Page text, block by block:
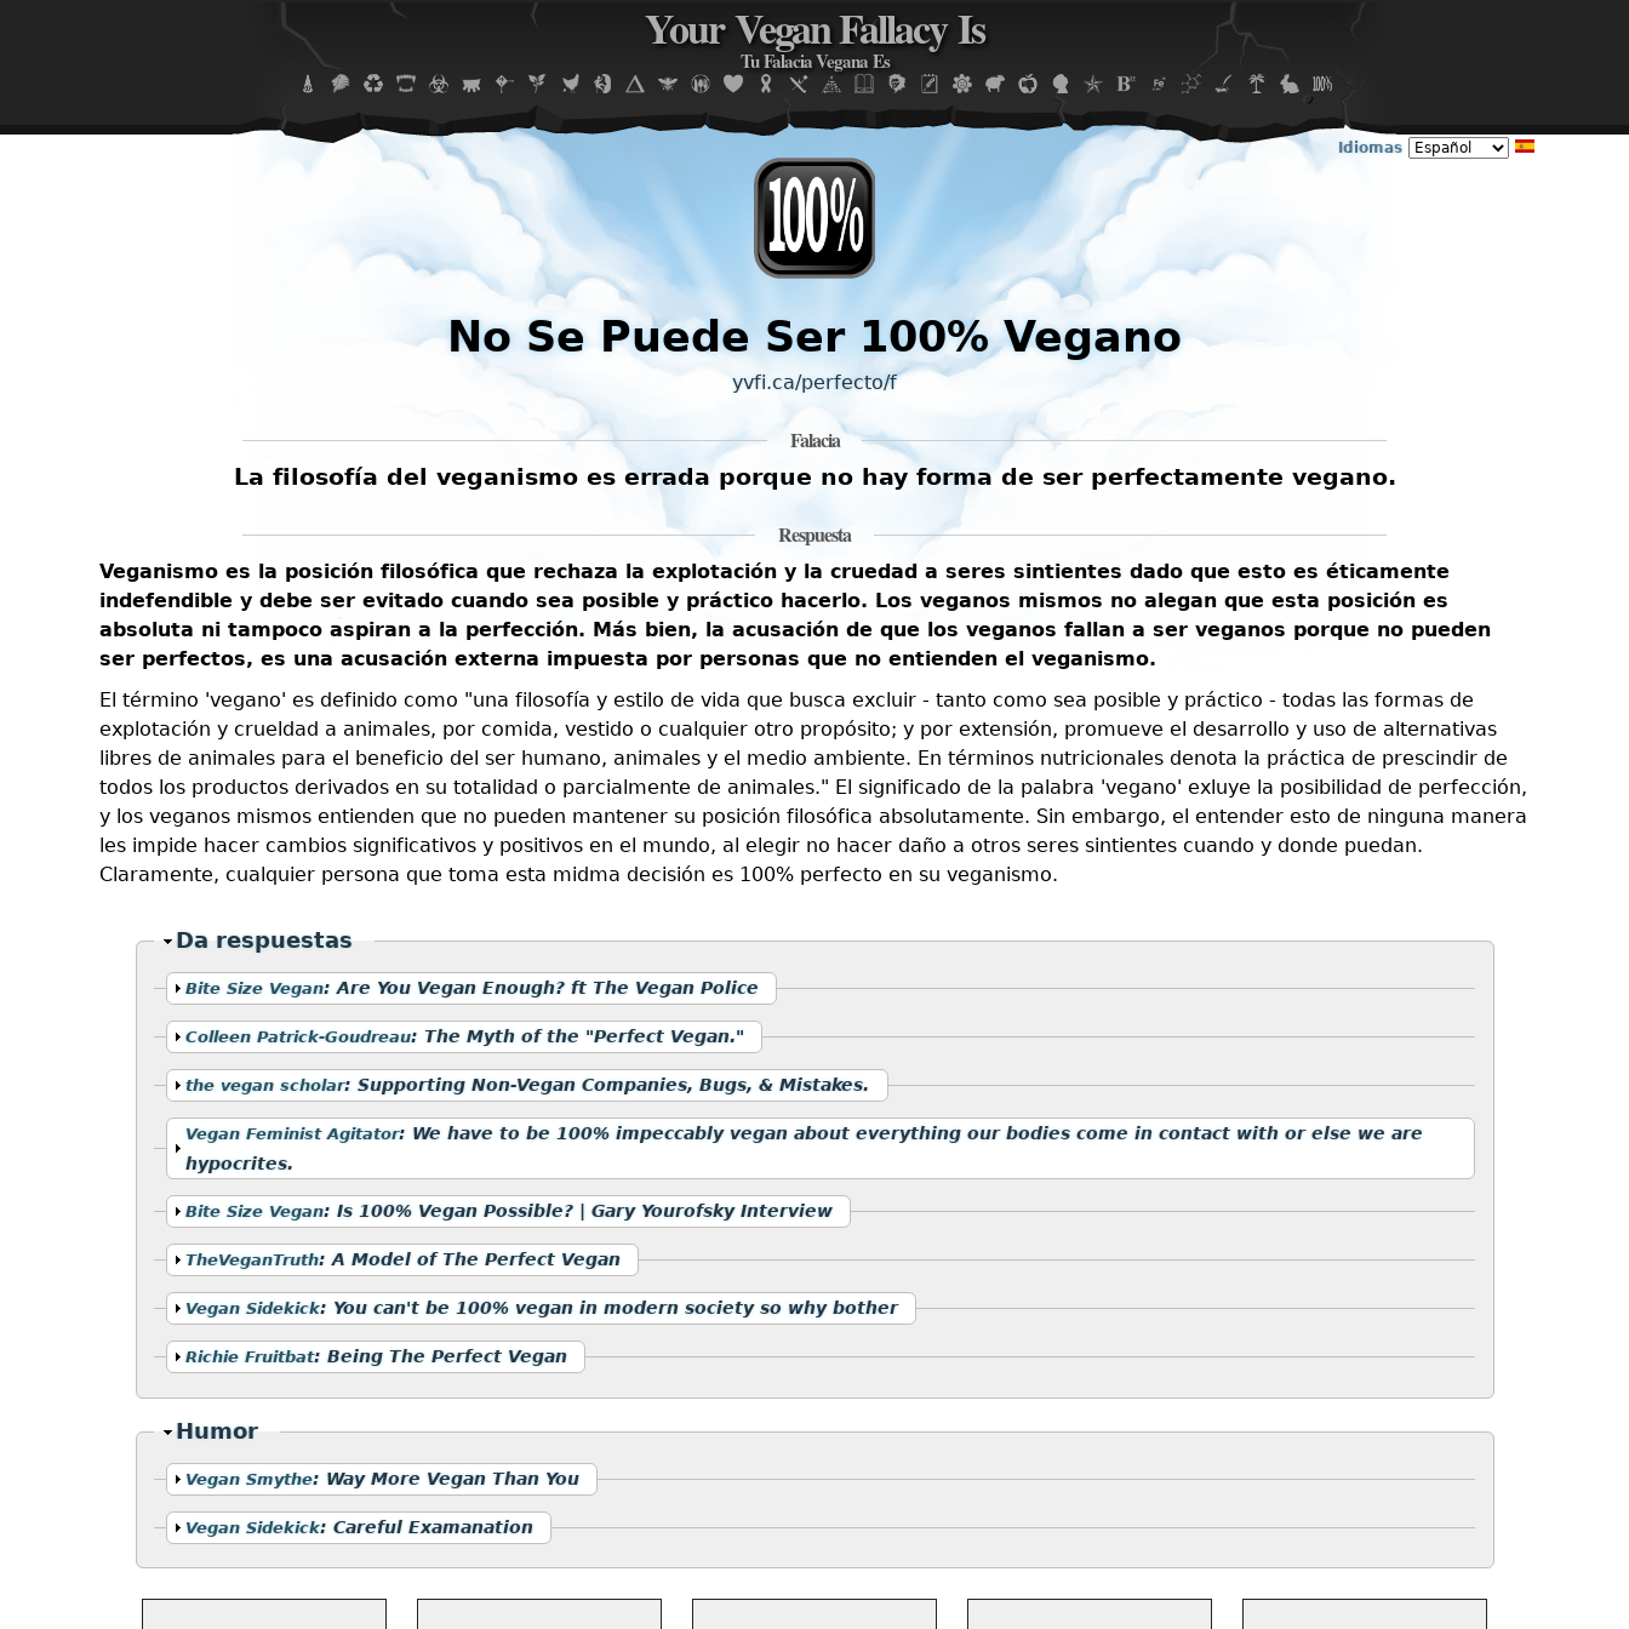
Jump to navigation
Idiomas
Your Vegan Fallacy Is
Tu Falacia Vegana Es
No Se Puede Ser 100% Vegano
yvfi.ca/perfecto/f
Falacia
La filosofía del veganismo es errada porque no hay forma de ser perfectamente vegano.
Respuesta
Veganismo es la posición filosófica que rechaza la explotación y la cruedad a seres sintientes dado que esto es éticamente
indefendible y debe ser evitado cuando sea posible y práctico hacerlo. Los veganos mismos no alegan que esta posición es
absoluta ni tampoco aspiran a la perfección. Más bien, la acusación de que los veganos fallan a ser veganos porque no pueden
ser perfectos, es una acusación externa impuesta por personas que no entienden el veganismo.
El término 'vegano' es definido como "una filosofía y estilo de vida que busca excluir - tanto como sea posible y práctico - todas las formas de
explotación y crueldad a animales, por comida, vestido o cualquier otro propósito; y por extensión, promueve el desarrollo y uso de alternativas
libres de animales para el beneficio del ser humano, animales y el medio ambiente. En términos nutricionales denota la práctica de prescindir de
todos los productos derivados en su totalidad o parcialmente de animales." El significado de la palabra 'vegano' exluye la posibilidad de perfección,
y los veganos mismos entienden que no pueden mantener su posición filosófica absolutamente. Sin embargo, el entender esto de ninguna manera
les impide hacer cambios significativos y positivos en el mundo, al elegir no hacer daño a otros seres sintientes cuando y donde puedan.
Claramente, cualquier persona que toma esta midma decisión es 100% perfecto en su veganismo.
Ocultar
Da respuestas
Mostrar
Bite Size Vegan:Are You Vegan Enough? ft The Vegan Police
Mostrar
Colleen Patrick-Goudreau: The Myth of the "Perfect Vegan."
Mostrar
the vegan scholar: Supporting Non-Vegan Companies, Bugs, & Mistakes.
Mostrar
Vegan Feminist Agitator: We have to be 100% impeccably vegan about everything our bodies come in contact with or else we are
hypocrites.
Mostrar
Bite Size Vegan: Is 100% Vegan Possible? | Gary Yourofsky Interview
Mostrar
TheVeganTruth:A Model of The Perfect Vegan
Mostrar
Vegan Sidekick: You can't be 100% vegan in modern society so why bother
Mostrar
Richie Fruitbat: Being The Perfect Vegan
Ocultar
Humor
Mostrar
Vegan Smythe: Way More Vegan Than You
Mostrar
Vegan Sidekick: Careful Examanation